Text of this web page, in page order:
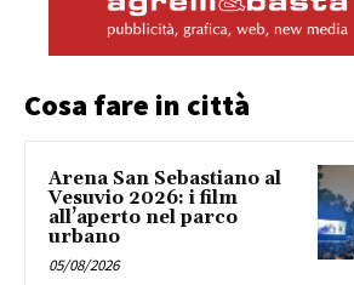
Cosa fare in città
Arena San Sebastiano al
Vesuvio 2026: i film
all’aperto nel parco
urbano
05/08/2026